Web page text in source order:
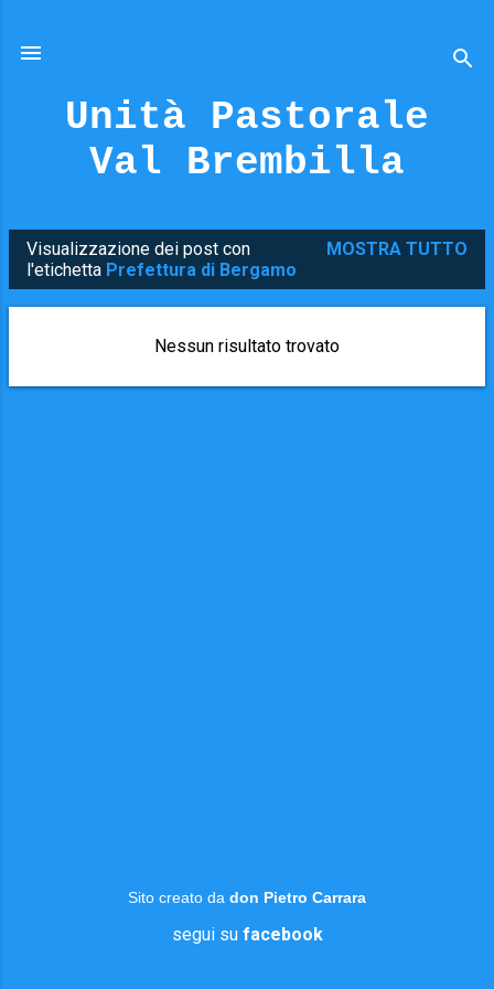
Unità Pastorale
Val Brembilla
o
Visualizzazione dei post con
l'etichetta Prefettura di Bergamo
MOSTRA TUTTO
Nessun risultato trovato
Sito creato da don Pietro Carrara
segui su facebook